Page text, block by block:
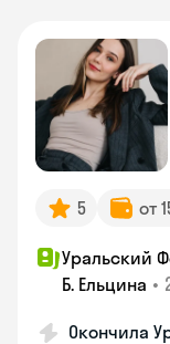
5 от
Уральский
Б. Ельцина •
Окончила